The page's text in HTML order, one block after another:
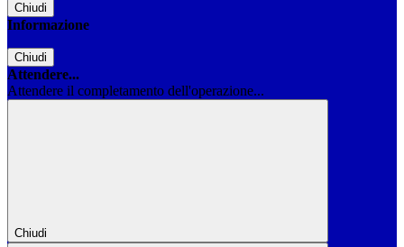
Chiudi
Informazione
Chiudi
Attendere...
Attendere il completamento dell'operazione...
Chiudi